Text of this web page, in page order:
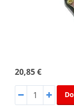
20,85 €